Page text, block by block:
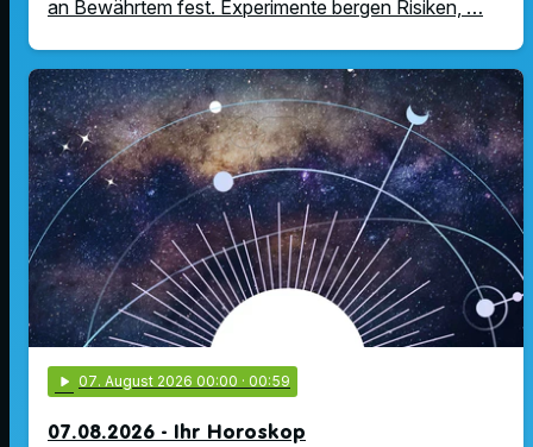
an Bewährtem fest. Experimente bergen Risiken, …
play_arrow 07. August 2026 00:00 · 00:59
07.08.2026 - Ihr Horoskop